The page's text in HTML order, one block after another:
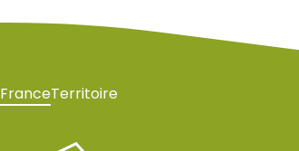
FranceTerritoire